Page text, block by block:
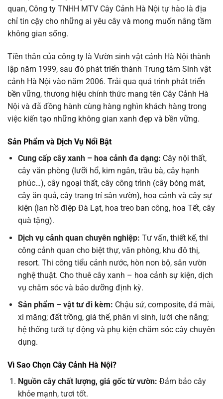
quan, Công ty TNHH MTV Cây Cảnh Hà Nội tự hào là địa
chỉ tin cậy cho những ai yêu cây và mong muốn nâng tầm
không gian sống.
Tiền thân của công ty là Vườn sinh vật cảnh Hà Nội thành
lập năm 1999, sau đó phát triển thành Trung tâm Sinh vật
cảnh Hà Nội vào năm 2006. Trải qua quá trình phát triển
bền vững, thương hiệu chính thức mang tên Cây Cảnh Hà
Nội và đã đồng hành cùng hàng nghìn khách hàng trong
việc kiến tạo những không gian xanh đẹp và bền vững.
Sản Phẩm và Dịch Vụ Nổi Bật
Cung cấp cây xanh – hoa cảnh đa dạng: Cây nội thất,
cây văn phòng (lưỡi hổ, kim ngân, trầu bà, cây hạnh
phúc…), cây ngoại thất, cây công trình (cây bóng mát,
cây ăn quả, cây trang trí sân vườn), hoa cảnh và cây sự
kiện (lan hồ điệp Đà Lạt, hoa treo ban công, hoa Tết, cây
quà tặng).
Dịch vụ cảnh quan chuyên nghiệp: Tư vấn, thiết kế, thi
công cảnh quan cho biệt thự, văn phòng, khu đô thị,
resort. Thi công tiểu cảnh nước, hòn non bộ, sân vườn
nghệ thuật. Cho thuê cây xanh – hoa cảnh sự kiện, dịch
vụ chăm sóc và bảo dưỡng định kỳ.
Sản phẩm – vật tư đi kèm: Chậu sứ, composite, đá mài,
xi măng; đất trồng, giá thể, phân vi sinh, lưới che nắng;
hệ thống tưới tự động và phụ kiện chăm sóc cây chuyên
dụng.
Vì Sao Chọn Cây Cảnh Hà Nội?
Nguồn cây chất lượng, giá gốc từ vườn: Đảm bảo cây
khỏe mạnh, tươi tốt.